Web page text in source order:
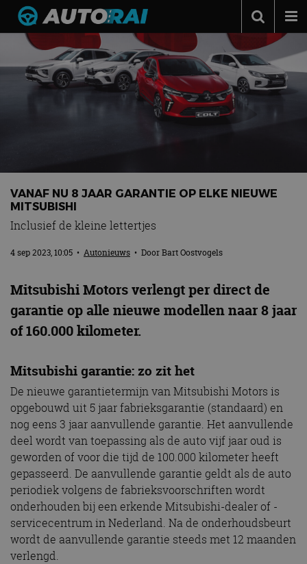
Autonieuws
Podcast
Contact
MotorRAI.nl
VANAF NU 8 JAAR GARANTIE OP ELKE NIEUWE
MITSUBISHI
Inclusief de kleine lettertjes
4 sep 2023, 10:05 • Autonieuws • DoorBart Oostvogels
Mitsubishi Motors verlengt per direct de
garantie op alle nieuwe modellen naar 8 jaar
of 160.000 kilometer.
Mitsubishi garantie: zo zit het
De nieuwe garantietermijn van Mitsubishi Motors is
opgebouwd uit 5 jaar fabrieksgarantie (standaard) en
nog eens 3 jaar aanvullende garantie. Het aanvullende
deel wordt van toepassing als de auto vijf jaar oud is
geworden of voor die tijd de 100.000 kilometer heeft
gepasseerd. De aanvullende garantie geldt als de auto
periodiek volgens de fabrieksvoorschriften wordt
onderhouden bij een erkende Mitsubishi-dealer of -
servicecentrum in Nederland. Na de onderhoudsbeurt
wordt de aanvullende garantie steeds met 12 maanden
verlengd.